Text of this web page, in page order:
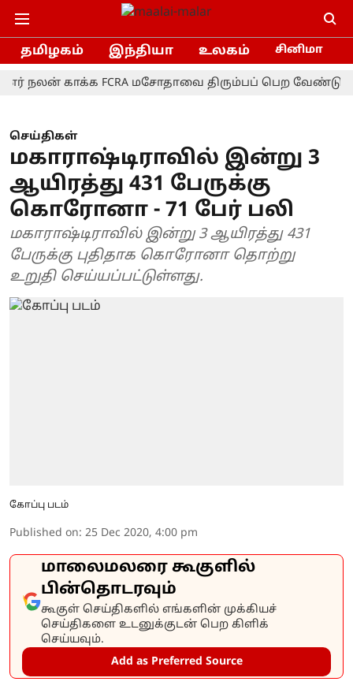
தமிழகம் இந்தியா உலகம் சினிமா
காக்க FCRA மசோதாவை திரும்பப் பெற வேண்டும்!-
செய்திகள்
மகாராஷ்டிராவில் இன்று 3
ஆயிரத்து 431 பேருக்கு
கொரோனா - 71 பேர் பலி
மகாராஷ்டிராவில் இன்று 3 ஆயிரத்து 431
பேருக்கு புதிதாக கொரோனா தொற்று
உறுதி செய்யப்பட்டுள்ளது.
கோப்பு படம்
Published on: 25 Dec 2020, 4:00 pm
மாலைமலரை கூகுளில்
பின்தொடரவும்
கூகுள் செய்திகளில் எங்களின் முக்கியச்
செய்திகளை உடனுக்குடன் பெற கிளிக்
செய்யவும்.
Add as Preferred Source